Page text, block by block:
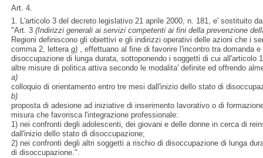
Art. 4.
1. L'articolo 3 del decreto legislativo 21 aprile 2000, n. 181, e' sostituito
"Art. 3 (Indirizzi generali ai servizi competenti ai fini della prevenzione
Regioni definiscono gli obiettivi e gli indirizzi operativi delle azioni che i
comma 2, lettera g) , effettuano al fine di favorire l'incontro tra domanda
disoccupazione di lunga durata, sottoponendo i soggetti di cui all'articolo
altre misure di politica attiva secondo le modalita' definite ed offrendo
a)
colloquio di orientamento entro tre mesi dall'inizio dello stato di
b)
proposta di adesione ad iniziative di inserimento lavorativo o di
misura che favorisca l'integrazione professionale:
1) nei confronti degli adolescenti, dei giovani e delle donne in cerca di
dall'inizio dello stato di disoccupazione;
2) nei confronti degli altri soggetti a rischio di disoccupazione di lunga
di disoccupazione.".